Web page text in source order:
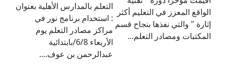
الواقع المعزز في التعليم أكثر
إثارة " والتي نفذها بنجاح قسم
المكتبات ومصادر التعلم...
التعلم بالمدارس الأهلية بعنوان
: استخدام برنامج نور في
مراكز مصادر التعلم يوم
الأربعاء 6/8/بابتدائية
عبدالرحمن بن عوف....